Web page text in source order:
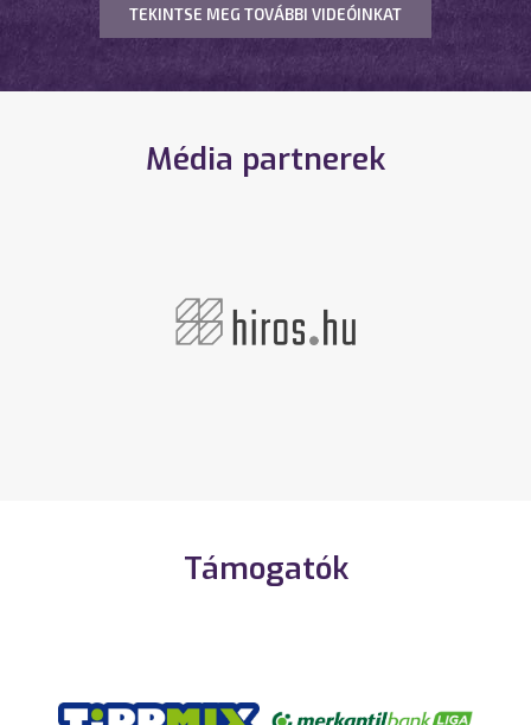
TEKINTSE MEG TOVÁBBI VIDEÓINKAT
Média partnerek
Támogatók